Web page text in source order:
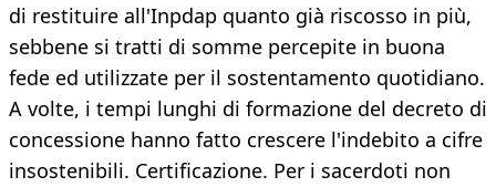
di restituire all'Inpdap quanto già riscosso in più,
sebbene si tratti di somme percepite in buona
fede ed utilizzate per il sostentamento quotidiano.
A volte, i tempi lunghi di formazione del decreto di
concessione hanno fatto crescere l'indebito a cifre
insostenibili. Certificazione. Per i sacerdoti non